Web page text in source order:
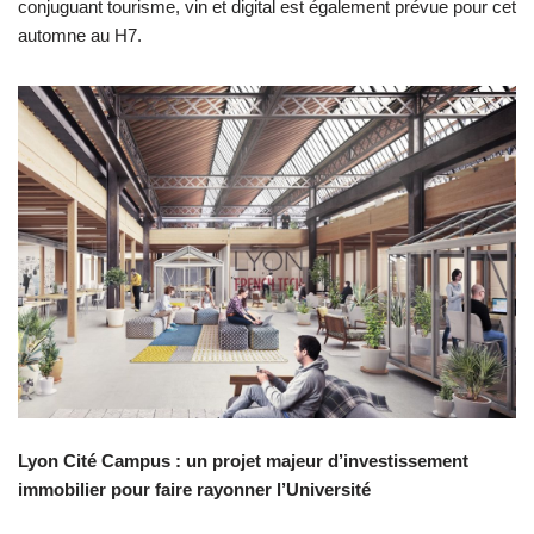
conjuguant tourisme, vin et digital est également prévue pour cet
automne au H7.
Lyon Cité Campus : un projet majeur d’investissement
immobilier pour faire rayonner l’Université